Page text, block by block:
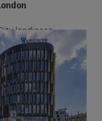
londinese